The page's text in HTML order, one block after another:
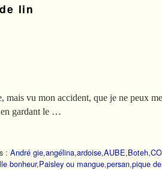
lin
mais vu mon accident, que je ne peux
en gardant le …
: André gie,angélina,ardoise,AUBE,Boteh,
bonheur,Paisley ou mangue,persan,pique